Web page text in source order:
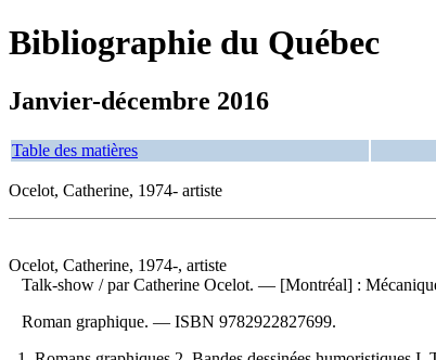
Bibliographie du Québec
Janvier-décembre 2016
Table des matières
Ocelot, Catherine, 1974- artiste
Ocelot, Catherine, 1974-, artiste
Talk-show / par Catherine Ocelot. — [Montréal] :
Roman graphique. — ISBN 9782922827699.